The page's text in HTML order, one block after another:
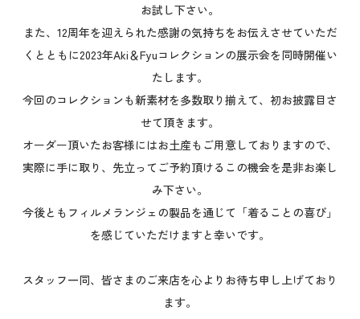
お試し下さい。
また、12周年を迎えられた感謝の気持ちをお伝えさせていただ
くとともに2023年Aki＆Fyuコレクションの展示会を同時開催い
たします。
今回のコレクションも新素材を多数取り揃えて、初お披露目さ
せて頂きます。
オーダー頂いたお客様にはお土産もご用意しておりますので、
実際に手に取り、先立ってご予約頂けるこの機会を是非お楽し
み下さい。
今後ともフィルメランジェの製品を通じて「着ることの喜び」
を感じていただけますと幸いです。
スタッフ一同、皆さまのご来店を心よりお待ち申し上げており
ます。